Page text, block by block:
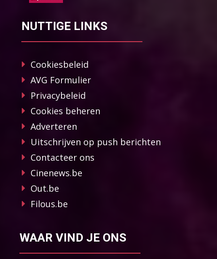
NUTTIGE LINKS
Cookiesbeleid
AVG Formulier
Privacybeleid
Cookies beheren
Adverteren
Uitschrijven op push berichten
Contacteer ons
Cinenews.be
Out.be
Filous.be
WAAR VIND JE ONS